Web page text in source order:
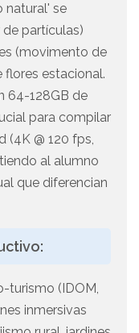
natural' se
partículas)
(movimento de
flores estacional.
64-128GB de
para compilar
(4K @ 120 fps,
al alumno
que diferencian
turismo (IDOM,
inmersivas